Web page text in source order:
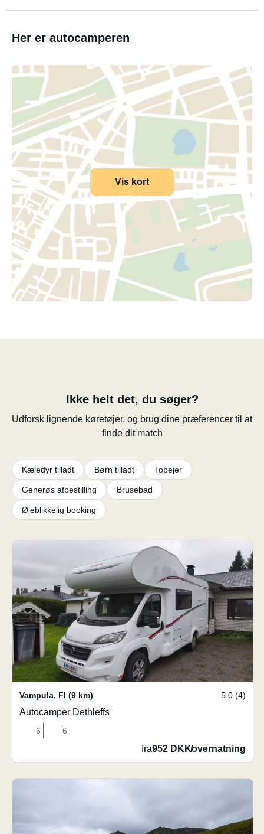
Her er autocamperen
Vis kort
Ikke helt det, du søger?
Udforsk lignende køretøjer, og brug dine præferencer til at
finde dit match
Kæledyr tilladt Børn tilladt Topejer
Generøs afbestilling Brusebad
Øjeblikkelig booking
Vampula, FI (9 km) 5.0 (4)
Autocamper Dethleffs
6 6
fra952 DKK/overnatning